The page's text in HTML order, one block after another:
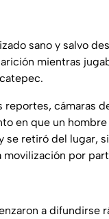
sano y salvo
mientras
reportes, cámaras
en que un
se retiró del lugar,
movilización por
a difundirse